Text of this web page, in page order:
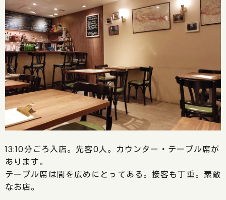
13:10分ごろ入店。先客0人。カウンター・テーブル席が
あります。
テーブル席は間を広めにとってある。接客も丁重。素敵
なお店。